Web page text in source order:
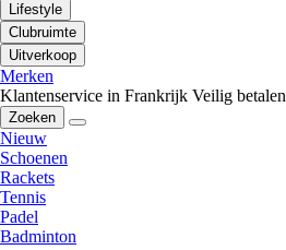
Lifestyle
Clubruimte
Uitverkoop
Merken
Klantenservice in Frankrijk Veilig betalen
Zoeken
Nieuw
Schoenen
Rackets
Tennis
Padel
Badminton